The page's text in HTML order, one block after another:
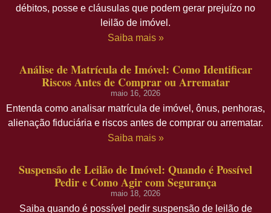
débitos, posse e cláusulas que podem gerar prejuízo no
leilão de imóvel.
Saiba mais »
Análise de Matrícula de Imóvel: Como Identificar
Riscos Antes de Comprar ou Arrematar
maio 16, 2026
Entenda como analisar matrícula de imóvel, ônus, penhoras,
alienação fiduciária e riscos antes de comprar ou arrematar.
Saiba mais »
Suspensão de Leilão de Imóvel: Quando é Possível
Pedir e Como Agir com Segurança
maio 18, 2026
Saiba quando é possível pedir suspensão de leilão de